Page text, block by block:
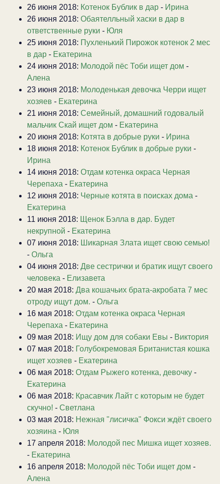
26 июня 2018: Котенок Бублик в дар - Ирина
26 июня 2018: Обаятелльный хаски в дар в
ответственные руки - Юля
25 июня 2018: Пухленький Пирожок котенок 2 мес
в дар - Екатерина
24 июня 2018: Молодой пёс Тоби ищет дом -
Алена
23 июня 2018: Молоденькая девочка Черри ищет
хозяев - Екатерина
21 июня 2018: Семейный, домашний годовалый
мальчик Скай ищет дом - Екатерина
20 июня 2018: Котята в добрые руки - Ирина
18 июня 2018: Котенок Бублик в добрые руки -
Ирина
14 июня 2018: Отдам котенка окраса Черная
Черепаха - Екатерина
12 июня 2018: Черные котята в поисках дома -
Екатерина
11 июня 2018: Щенок Бэлла в дар. Будет
некрупной - Екатерина
07 июня 2018: Шикарная Злата ищет свою семью!
- Ольга
04 июня 2018: Две сестрички и братик ищут своего
человека - Елизавета
20 мая 2018: Два кошачьих брата-акробата 7 мес
отроду ищут дом. - Ольга
16 мая 2018: Отдам котенка окраса Черная
Черепаха - Екатерина
09 мая 2018: Ищу дом для собаки Евы - Виктория
07 мая 2018: Голубокремовая Британистая кошка
ищет хозяев - Екатерина
06 мая 2018: Отдам Рыжего котенка, девочку -
Екатерина
06 мая 2018: Красавчик Лайт с которым не будет
скучно! - Светлана
03 мая 2018: Нежная "лисичка" Фокси ждёт своего
хозяина - Юля
17 апреля 2018: Молодой пес Мишка ищет хозяев.
- Екатерина
16 апреля 2018: Молодой пёс Тоби ищет дом -
Алена